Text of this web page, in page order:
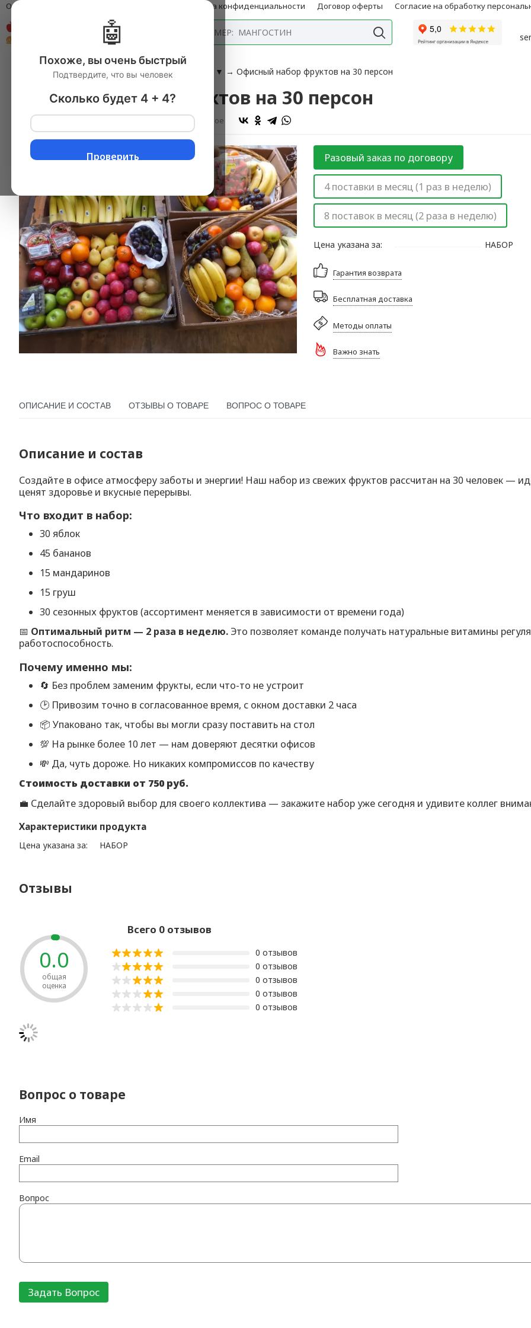
О компании Политика конфиденциальности Договор оферты Согласие на обработку
Каталог
→ Фрукты свежие▼ → Фрукты в офис ▼ → Офисный набор фруктов на 30 персон
Офисный набор фруктов на 30 персон
В избранное
Разовый заказ по договору
4 поставки в месяц (1 раз в неделю)
8 поставок в месяц (2 раза в неделю)
Цена указана за: НАБОР
Гарантия возврата
Бесплатная доставка
Методы оплаты
Важно знать
ОПИСАНИЕ И СОСТАВ ОТЗЫВЫ О ТОВАРЕ ВОПРОС О ТОВАРЕ
Описание и состав
Создайте в офисе атмосферу заботы и энергии! Наш набор из свежих фруктов рассчитан на 30 человек —
ценят здоровье и вкусные перерывы.
Что входит в набор:
30 яблок
45 бананов
15 мандаринов
15 груш
30 сезонных фруктов (ассортимент меняется в зависимости от времени года)
📅 Оптимальный ритм — 2 раза в неделю. Это позволяет команде получать натуральные витамины
работоспособность.
Почему именно мы:
🔄 Без проблем заменим фрукты, если что-то не устроит
🕑 Привозим точно в согласованное время, с окном доставки 2 часа
📦 Упаковано так, чтобы вы могли сразу поставить на стол
💯 На рынке более 10 лет — нам доверяют десятки офисов
💸 Да, чуть дороже. Но никаких компромиссов по качеству
Стоимость доставки от 750 руб.
💼 Сделайте здоровый выбор для своего коллектива — закажите набор уже сегодня и удивите коллег
Характеристики продукта
Цена указана за: НАБОР
Отзывы
0.0
общая
оценка
Всего 0 отзывов
0 отзывов
0 отзывов
0 отзывов
0 отзывов
0 отзывов
Вопрос о товаре
Имя
Email
Вопрос
🤖
Похоже, вы очень быстрый
Подтвердите, что вы человек
Сколько будет 4 + 4?
Проверить